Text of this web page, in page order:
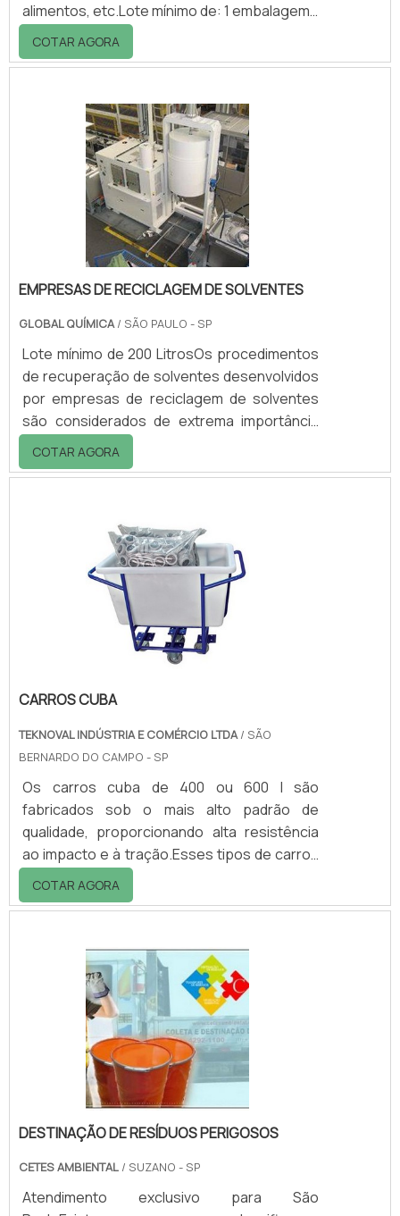
alimentos, etc.Lote mínimo de: 1 embalagem -
20kgBenefícios do usoEm produtos
embalados em bisnagas plásticas corremos
vazamento de gases ou pela sublimação de
produtos componentes das fórmulas que
tenham a tendência de se expandirem
facilmente ao menor aumento de
temperatura.Esse processo, se não muito
bem protegido, pode danificar e degradar
COTAR AGORA
EMPRESAS DE RECICLAGEM DE SOLVENTES
GLOBAL QUÍMICA/ SÃO PAULO - SP
Lote mínimo de 200 LitrosOs procedimentos
de recuperação de solventes desenvolvidos
por empresas de reciclagem de solventes
são considerados de extrema importância
para a redução de impactos no meio
ambiente e garantir uma destinação
maneira inadequada. Destinado aos
solventes de todos os tipos que já tenham
sido utilizados em algum processo produtivo
e por isso apresentam características com a
contaminação de o.
COTAR AGORA
CARROS CUBA
TEKNOVAL INDÚSTRIA E COMÉRCIO LTDA/ SÃO
BERNARDO DO CAMPO - SP
Os carros cuba de 400 ou 600 l são
fabricados sob o mais alto padrão de
qualidade, proporcionando alta resistência
ao impacto e à tração.Esses tipos de carros
cubas possuem rodas fixas e giratórias com
sistema de equilíbrio que permite facilidade
hospitais; Transporte de resíduos nas áreas
de gastronomia; Entre outros.Para saber
mais sobre os carros cuba, entre em contato
com a TK e garanta já seu orçamento!.
COTAR AGORA
DESTINAÇÃO DE RESÍDUOS PERIGOSOS
CETES AMBIENTAL / SUZANO - SP
Atendimento exclusivo para São